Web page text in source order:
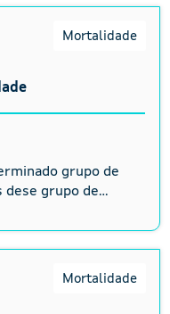
Mortalidade
grupo de
dese grupo de...
Mortalidade